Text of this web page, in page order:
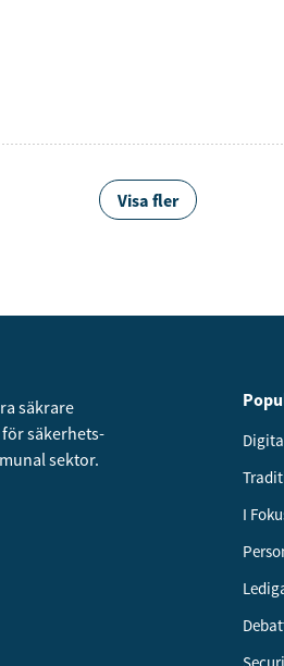
Visa fler
säkrare
för säkerhets­
sektor.
I